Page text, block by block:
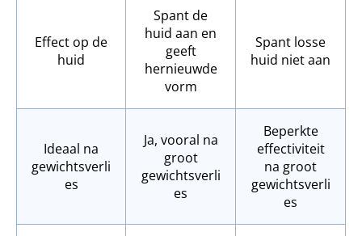
Effect op de
huid
Spant de
huid aan en
geeft
hernieuwde
vorm
Spant losse
huid niet aan
Ideaal na
gewichtsverli
es
Ja, vooral na
groot
gewichtsverli
es
Beperkte
effectiviteit
na groot
gewichtsverli
es